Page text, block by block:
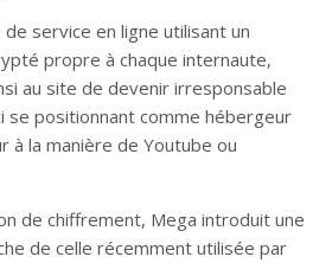
service en ligne utilisant un
propre à chaque internaute,
au site de devenir irresponsable
se positionnant comme hébergeur
à la manière de Youtube ou
de chiffrement, Mega introduit une
de celle récemment utilisée par